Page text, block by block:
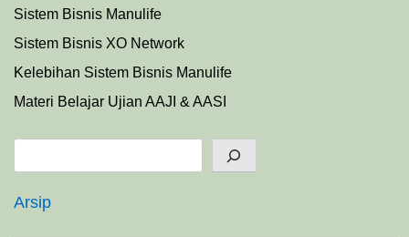
Sistem Bisnis Manulife
Sistem Bisnis XO Network
Kelebihan Sistem Bisnis Manulife
Materi Belajar Ujian AAJI & AASI
Arsip